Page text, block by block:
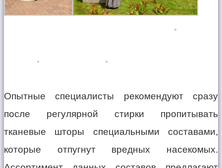
Опытные специалисты рекомендуют сразу
после регулярной стирки пропитывать
тканевые шторы специальными составами,
которые отпугнут вредных насекомых.